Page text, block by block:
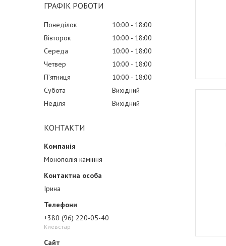
ГРАФІК РОБОТИ
Понеділок 10:00
18:00
Вівторок
10:00
18:00
Середа
10:00
18:00
Четвер
10:00
18:00
Пʼятниця
10:00
18:00
Субота
Вихідний
Неділя
Вихідний
КОНТАКТИ
Монополія каміння
Ірина
+380 (96) 220-05-40
Киевстар